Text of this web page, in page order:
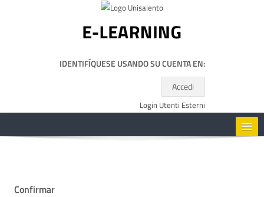
IDENTIFÍQUESE USANDO SU CUENTA EN:
Accedi
Login Utenti Esterni
Confirmar